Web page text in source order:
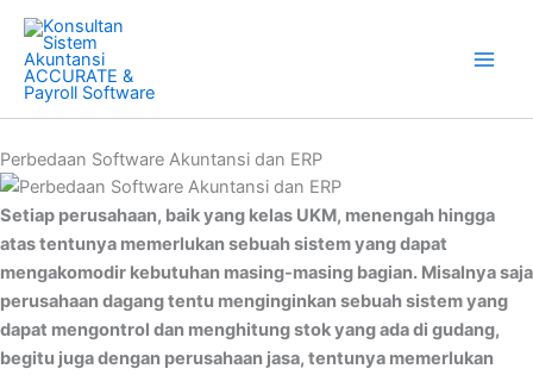
Skip
content
Perbedaan Software Akuntansi dan ERP
Setiap perusahaan, baik yang kelas UKM, menengah hingga
atas tentunya memerlukan sebuah sistem yang dapat
mengakomodir kebutuhan masing-masing bagian. Misalnya saja
perusahaan dagang tentu menginginkan sebuah sistem yang
dapat mengontrol dan menghitung stok yang ada di gudang,
begitu juga dengan perusahaan jasa, tentunya memerlukan